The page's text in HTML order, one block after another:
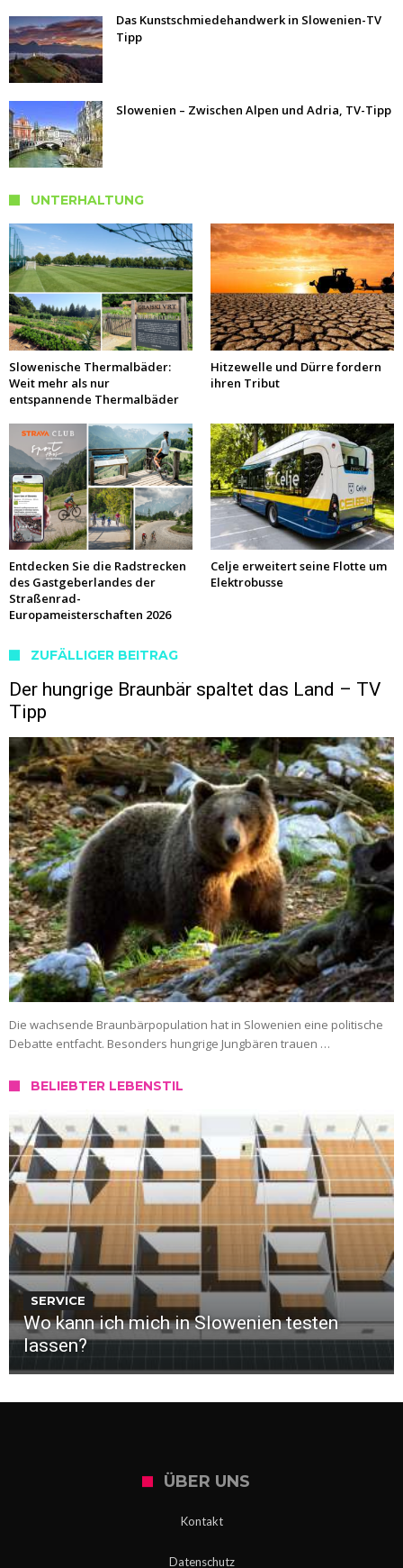
Das Kunstschmiedehandwerk in Slowenien-TV
Tipp
Slowenien – Zwischen Alpen und Adria, TV-Tipp
UNTERHALTUNG
Slowenische Thermalbäder:
Weit mehr als nur
entspannende Thermalbäder
Hitzewelle und Dürre fordern
ihren Tribut
Entdecken Sie die Radstrecken
des Gastgeberlandes der
Straßenrad-
Europameisterschaften 2026
Celje erweitert seine Flotte um
Elektrobusse
ZUFÄLLIGER BEITRAG
Der hungrige Braunbär spaltet das Land – TV
Tipp
Die wachsende Braunbärpopulation hat in Slowenien eine politische
Debatte entfacht. Besonders hungrige Jungbären trauen …
BELIEBTER LEBENSTIL
SERVICE
Wo kann ich mich in Slowenien testen
lassen?
ÜBER UNS
Kontakt
Datenschutz